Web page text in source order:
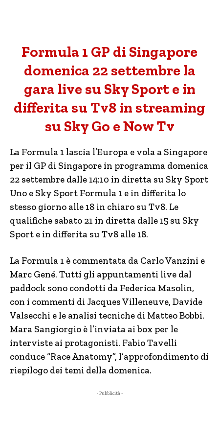
Formula 1 GP di Singapore
domenica 22 settembre la
gara live su Sky Sport e in
differita su Tv8 in streaming
su Sky Go e Now Tv
La Formula 1 lascia l’Europa e vola a Singapore
per il GP di Singapore in programma domenica
22 settembre dalle 14:10 in diretta su Sky Sport
Uno e Sky Sport Formula 1 e in differita lo
stesso giorno alle 18 in chiaro su Tv8. Le
qualifiche sabato 21 in diretta dalle 15 su Sky
Sport e in differita su Tv8 alle 18.
La Formula 1 è commentata da Carlo Vanzini e
Marc Gené. Tutti gli appuntamenti live dal
paddock sono condotti da Federica Masolin,
con i commenti di Jacques Villeneuve, Davide
Valsecchi e le analisi tecniche di Matteo Bobbi.
Mara Sangiorgio è l’inviata ai box per le
interviste ai protagonisti. Fabio Tavelli
conduce “Race Anatomy”, l’approfondimento di
riepilogo dei temi della domenica.
- Pubblicità -